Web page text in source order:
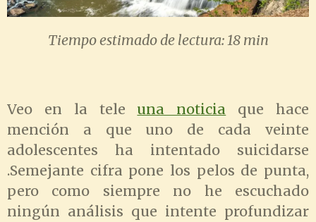
Tiempo estimado de lectura: 18 min
Veo en la tele una noticia que hace
mención a que uno de cada veinte
adolescentes ha intentado suicidarse
.Semejante cifra pone los pelos de punta,
pero como siempre no he escuchado
ningún análisis que intente profundizar